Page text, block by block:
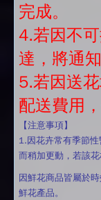
完成。
4.若因不
達，將通
5.若因送
配送費用
【注意事項】
1.因花卉常有季節
而稍加更動，若該花
因鮮花商品皆屬於
鮮花產品。